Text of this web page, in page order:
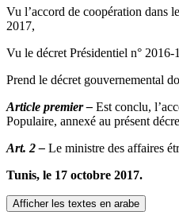
Vu l’accord de coopération dans
2017,
Vu le décret Présidentiel n°
Prend le décret gouvernemental
Article premier – Est conclu,
Populaire, annexé au présent
Art. 2 – Le ministre des affaires
Tunis, le 17 octobre 2017.
Afficher les textes en arabe